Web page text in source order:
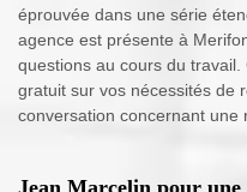
éprouvée dans une série
agence est présente à
questions au cours du
gratuit sur vos nécessités de
conversation concernant une
Jean Marcelin pour